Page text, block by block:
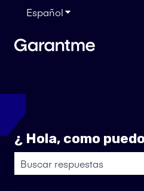
EspañolTraducciones de
¿ Hola, como
No hay sugerencias